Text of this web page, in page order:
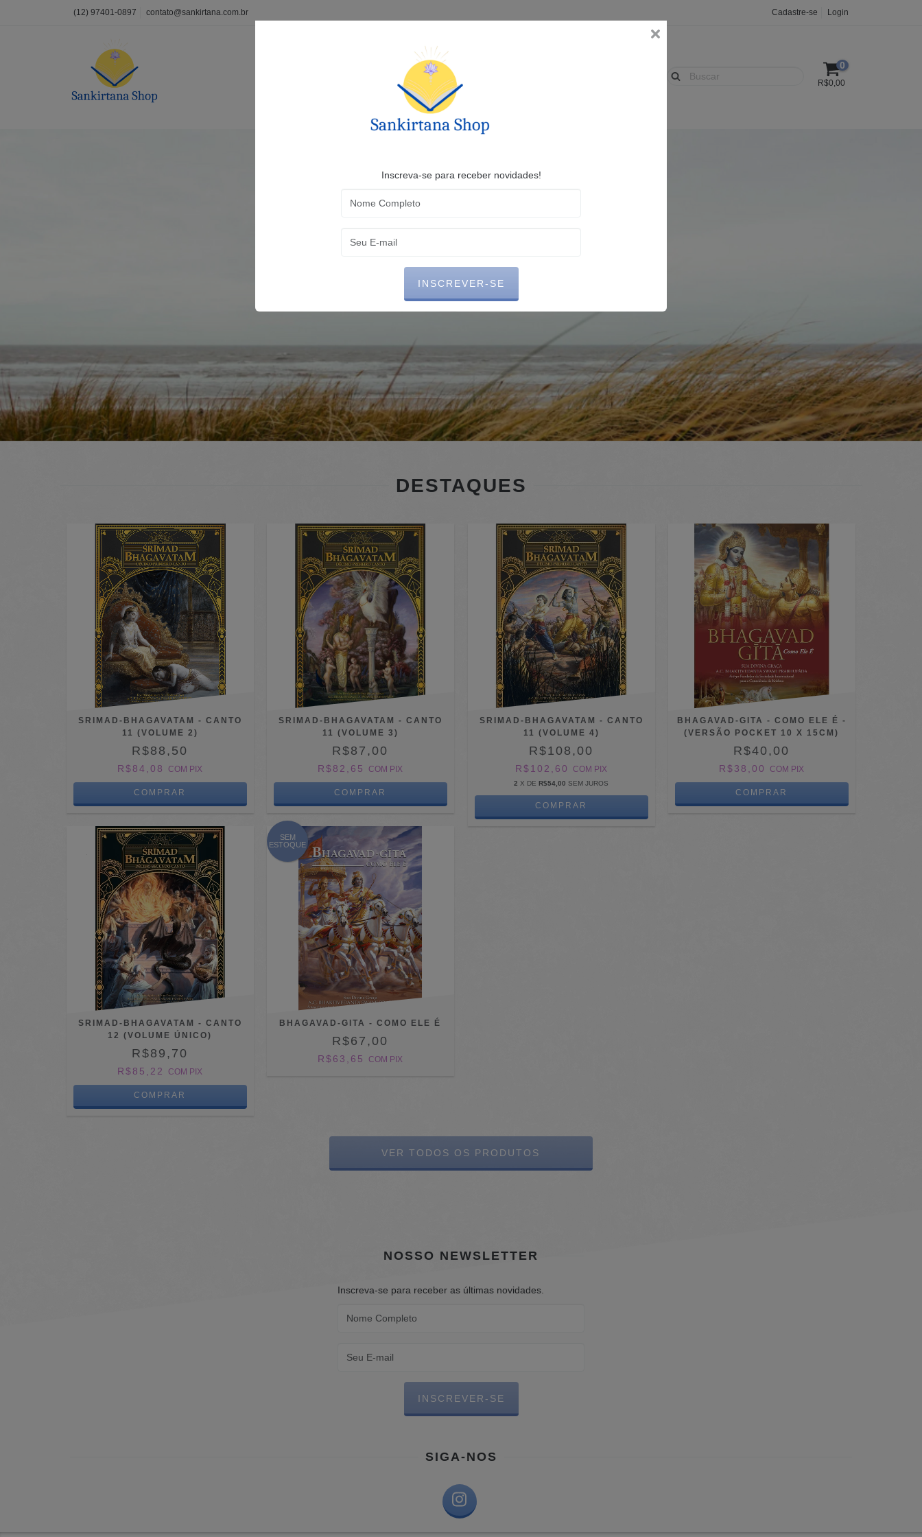
(12) 97401-0897 contato@sankirtana.com.br Cadastre-se Login
PRODUTOS CONTATO
0
R$0,00
DESTAQUES
SRIMAD-BHAGAVATAM - CANTO
11 (VOLUME 2)
R$88,50
R$84,08COM PIX
SRIMAD-BHAGAVATAM - CANTO
11 (VOLUME 3)
R$87,00
R$82,65COM PIX
SRIMAD-BHAGAVATAM - CANTO
11 (VOLUME 4)
R$108,00
R$102,60COM PIX
2 X DER$54,00 SEM JUROS
BHAGAVAD-GITA - COMO ELE É -
(VERSÃO POCKET 10 X 15CM)
R$40,00
R$38,00COM PIX
SRIMAD-BHAGAVATAM - CANTO
12 (VOLUME ÚNICO)
R$89,70
R$85,22COM PIX
SEM
ESTOQUE
BHAGAVAD-GITA - COMO ELE É
R$67,00
R$63,65COM PIX
VER TODOS OS PRODUTOS
NOSSO NEWSLETTER
Inscreva-se para receber as últimas novidades.
Inscreva-se para receber novidades!
SIGA-NOS